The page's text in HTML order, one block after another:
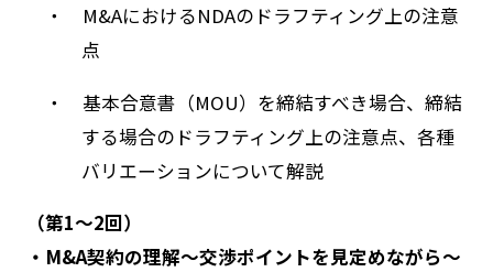
・ M&AにおけるNDAのドラフティング上の注意
点
・ 基本合意書（MOU）を締結すべき場合、締結
する場合のドラフティング上の注意点、各種
バリエーションについて解説
（第1～2回）
・M&A契約の理解～交渉ポイントを見定めながら～